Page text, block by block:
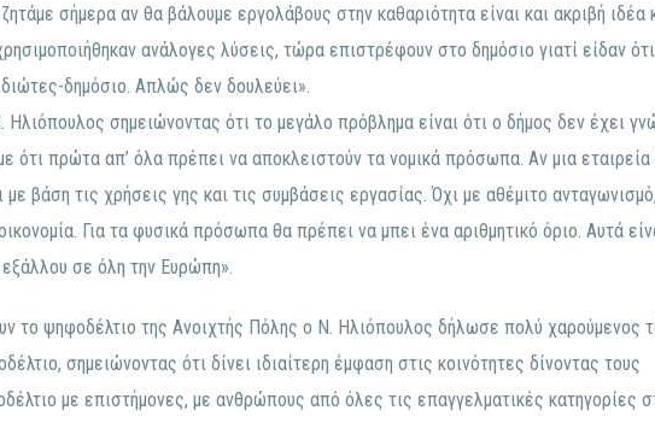
σήμερα αν θα βάλουμε εργολάβους στην καθαριότητα είναι και ακριβή ιδέα
ανάλογες λύσεις, τώρα επιστρέφουν στο δημόσιο γιατί είδαν
δημόσιο. Απλώς δεν δουλεύει».
σημειώνοντας ότι το μεγάλο πρόβλημα είναι ότι ο δήμος δεν έχει
ότι πρώτα απ’ όλα πρέπει να αποκλειστούν τα νομικά πρόσωπα. Αν μια εταιρεία
με βάση τις χρήσεις γης και τις συμβάσεις εργασίας. Όχι με αθέμιτο
Για τα φυσικά πρόσωπα θα πρέπει να μπει ένα αριθμητικό όριο. Αυτά
σε όλη την Ευρώπη».
το ψηφοδέλτιο της Ανοιχτής Πόλης ο Ν. Ηλιόπουλος δήλωσε πολύ χαρούμενος
σημειώνοντας ότι δίνει ιδιαίτερη έμφαση στις κοινότητες δίνοντας τους
με επιστήμονες, με ανθρώπους από όλες τις επαγγελματικές κατηγορίες